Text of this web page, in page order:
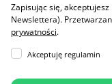
Zapisując się, akceptujesz
Newslettera).
prywatności.
Akceptuję regulamin